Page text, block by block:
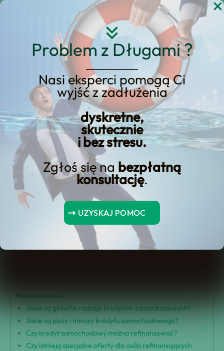
Problem z Długami ?
Nasi eksperci pomogą Ci
wyjść z zadłużenia
dyskretne,
skutecznie
i bez stresu.
Zgłoś się na bezpłatną
konsultację.
UZYSKAJ POMOC
Przejdź
Jak Znaleźć Najlepszy
Kredyt na Samochód?
Spis Treści
Jak Znaleźć Najlepszy Kredyt na Samochód?
Porównanie ofert
Rozważ różne dostawców
Podsumowanie
Jakie są główne rodzaje kredytów samochodowych?
Jakie są plusy i minusy kredytu samochodowego?
Czy kredyt samochodowy można refinansować?
Czy istnieją specjalne oferty dla osób refinansujących